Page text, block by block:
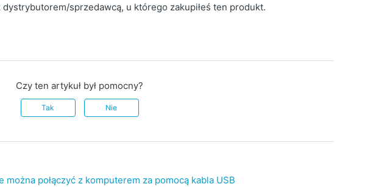
sprzedawcą, u którego zakupiłeś ten produkt.
Czy ten artykuł był pomocny?
Tak Nie
można połączyć z komputerem za pomocą kabla USB